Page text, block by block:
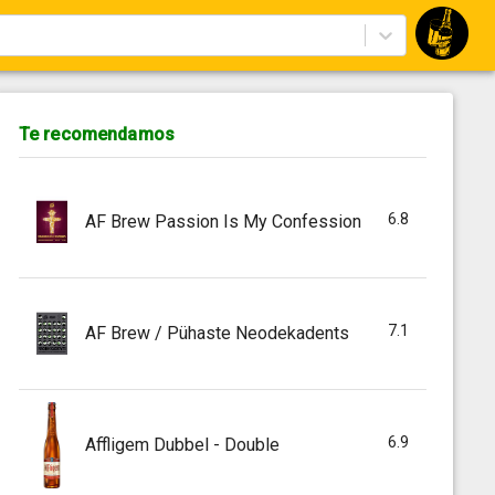
Te recomendamos
AF Brew Passion Is My Confession 6.8
AF Brew / Pühaste Neodekadents 7.1
Affligem Dubbel - Double 6.9